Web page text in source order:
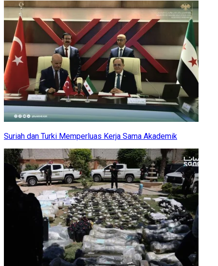
Suriah dan Turki Memperluas Kerja Sama Akademik